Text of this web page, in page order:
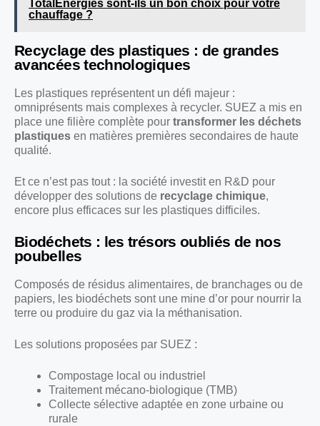
TotalEnergies sont-ils un bon choix pour votre
chauffage ?
Recyclage des plastiques : de grandes
avancées technologiques
Les plastiques représentent un défi majeur :
omniprésents mais complexes à recycler. SUEZ a mis en
place une filière complète pour transformer les déchets
plastiques en matières premières secondaires de haute
qualité.
Et ce n’est pas tout : la société investit en R&D pour
développer des solutions de recyclage chimique,
encore plus efficaces sur les plastiques difficiles.
Biodéchets : les trésors oubliés de nos
poubelles
Composés de résidus alimentaires, de branchages ou de
papiers, les biodéchets sont une mine d’or pour nourrir la
terre ou produire du gaz via la méthanisation.
Les solutions proposées par SUEZ :
Compostage local ou industriel
Traitement mécano-biologique (TMB)
Collecte sélective adaptée en zone urbaine ou
rurale